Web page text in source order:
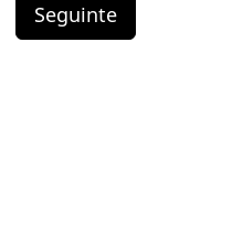
Seguinte